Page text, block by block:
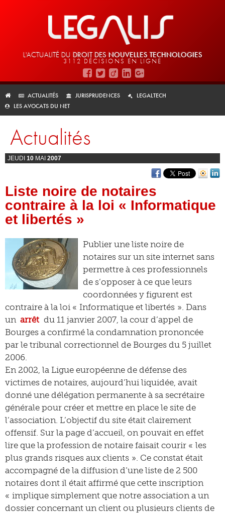
L'ACTUALITÉ DU DROIT DES NOUVELLES TECHNOLOGIES
3112 DÉCISIONS EN LIGNE
ACTUALITÉS JURISPRUDENCES
LEGALTECH
LES AVOCATS DU NET
Actualités
JEUDI 10 MAI 2007
Liste noire de notaires
contraire à la loi « Informatique
et libertés »
Publier une liste noire de
notaires sur un site internet sans
permettre à ces professionnels
de s’opposer à ce que leurs
coordonnées y figurent est
contraire à la loi « Informatique et libertés ». Dans
un arrêt du 11 janvier 2007, la cour d’appel de
Bourges a confirmé la condamnation prononcée
par le tribunal correctionnel de Bourges du 5 juillet
2006.
En 2002, la Ligue européenne de défense des
victimes de notaires, aujourd’hui liquidée, avait
donné une délégation permanente à sa secrétaire
générale pour créer et mettre en place le site de
l’association. L’objectif du site était clairement
offensif. Sur la page d’accueil, on pouvait en effet
lire que la profession de notaire faisait courir « les
plus grands risques aux clients ». Ce constat était
accompagné de la diffusion d’une liste de 2 500
notaires dont il était affirmé que cette inscription
« implique simplement que notre association a un
dossier concernant un client ou plusieurs clients de